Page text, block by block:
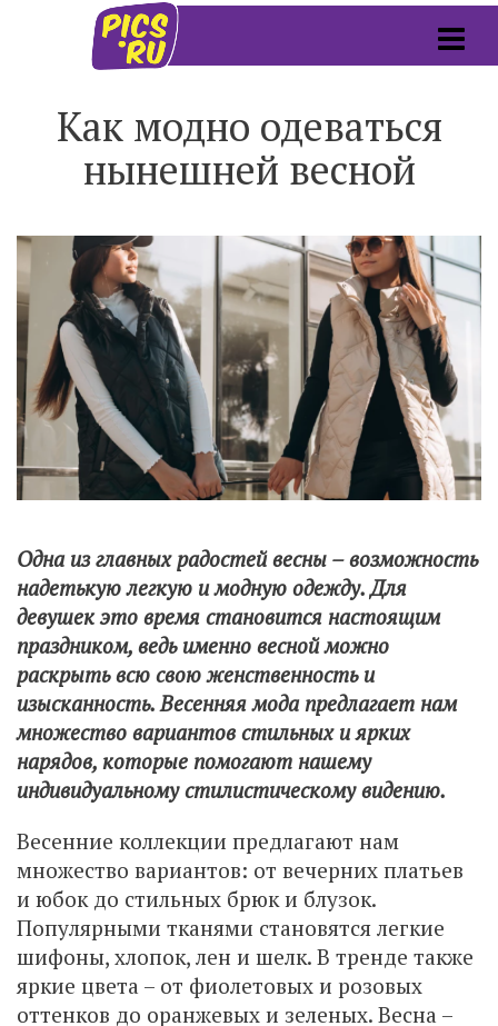
Как модно одеваться
нынешней весной
Одна из главных радостей весны – возможность
надетькую легкую и модную одежду. Для
девушек это время становится настоящим
праздником, ведь именно весной можно
раскрыть всю свою женственность и
изысканность. Весенняя мода предлагает нам
множество вариантов стильных и ярких
нарядов, которые помогают нашему
индивидуальному стилистическому видению.
Весенние коллекции предлагают нам
множество вариантов: от вечерних платьев
и юбок до стильных брюк и блузок.
Популярными тканями становятся легкие
шифоны, хлопок, лен и шелк. В тренде также
яркие цвета – от фиолетовых и розовых
оттенков до оранжевых и зеленых. Весна –